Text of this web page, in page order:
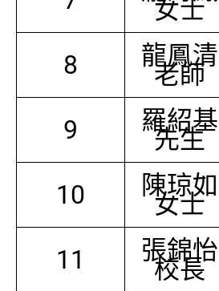
女士
8 龍鳳清
老師
9 羅紹基
先生
10 陳琼如
女士
11 張錦怡
校長